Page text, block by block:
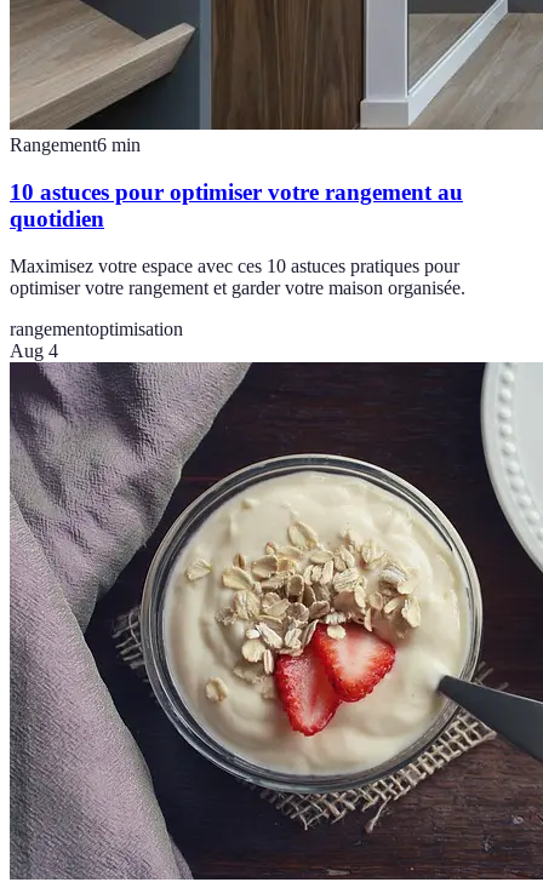
Rangement6 min
10 astuces pour optimiser votre rangement au
quotidien
Maximisez votre espace avec ces 10 astuces pratiques pour
optimiser votre rangement et garder votre maison organisée.
rangementoptimisation
Aug 4